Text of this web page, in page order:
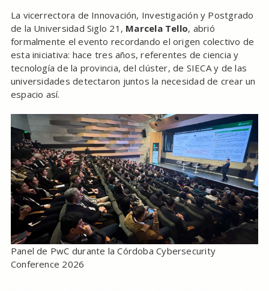
La vicerrectora de Innovación, Investigación y Postgrado
de la Universidad Siglo 21, Marcela Tello, abrió
formalmente el evento recordando el origen colectivo de
esta iniciativa: hace tres años, referentes de ciencia y
tecnología de la provincia, del clúster, de SIECA y de las
universidades detectaron juntos la necesidad de crear un
espacio así.
Panel de PwC durante la Córdoba Cybersecurity
Conference 2026